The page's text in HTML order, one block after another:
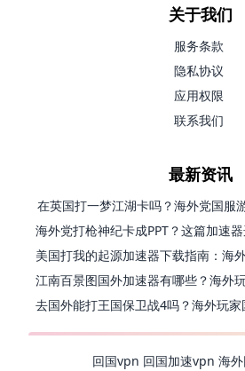
关于我们
服务条款
隐私协议
应用权限
联系我们
最新资讯
在英国打一梦江湖卡吗？海外党国服
回国vpn 回国加速vpn 海